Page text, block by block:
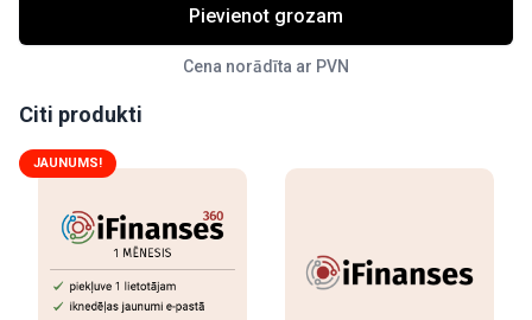
Pievienot grozam
Cena norādīta ar PVN
Citi produkti
JAUNUMS!